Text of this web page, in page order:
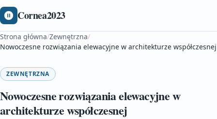
Cornea2023
Strona główna/Zewnętrzna/
Nowoczesne rozwiązania elewacyjne w architekturze współczesnej
ZEWNĘTRZNA
Nowoczesne rozwiązania elewacyjne w
architekturze współczesnej